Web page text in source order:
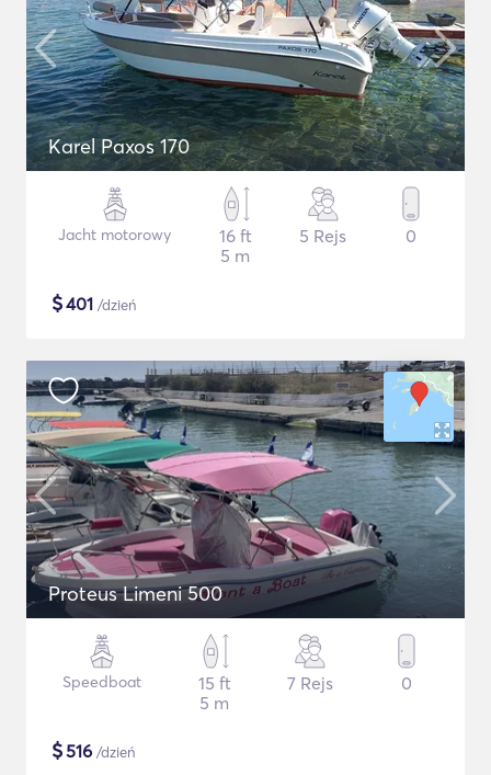
Karel Paxos 170
Jacht motorowy
16 ft
5 m
5 Rejs 0
$401 /dzień
Proteus Limeni 500
Speedboat
15 ft
5 m
7 Rejs 0
$516 /dzień